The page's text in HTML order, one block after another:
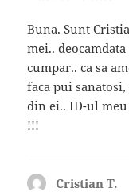
Buna. Sunt
mei..
cumpar.. ca sa
faca pui
din ei.. ID-ul meu
!!!
Cristian T.